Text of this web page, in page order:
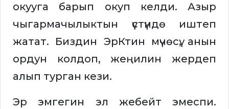
окууга барып окуп келди. Азыр
чыгармачылыктын үстүндө иштеп
жатат. Биздин ЭрКтин мүчөсү, анын
ордун колдоп, жеңилин жердеп
алып турган кези.
Эр эмгегин эл жебейт эмеспи.